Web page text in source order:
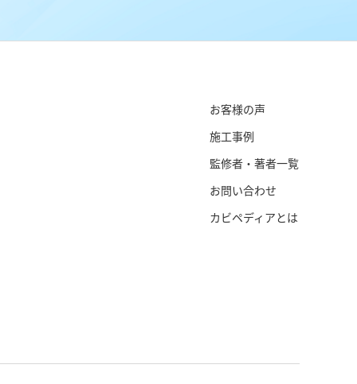
お客様の声
施工事例
監修者・著者一覧
お問い合わせ
カビペディアとは